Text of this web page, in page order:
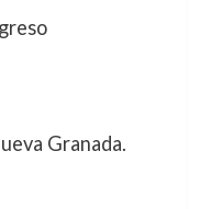
Granada.